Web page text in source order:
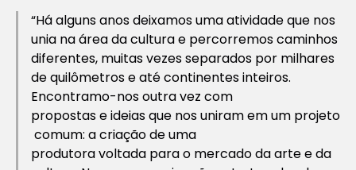
“Há alguns anos deixamos uma atividade que nos
unia na área da cultura e percorremos caminhos
diferentes, muitas vezes separados por milhares
de quilômetros e até continentes inteiros.
Encontramo-nos outra vez com
propostas e ideias que nos uniram em um projeto
comum: a criação de uma
produtora voltada para o mercado da arte e da